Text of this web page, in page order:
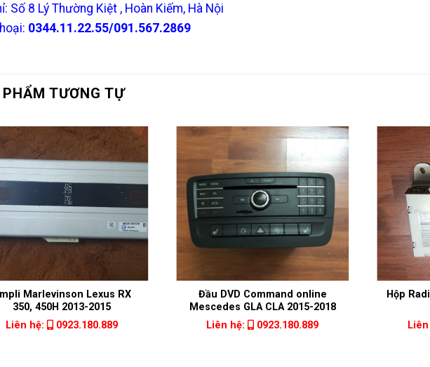
Số 8 Lý Thường Kiệt , Hoàn Kiếm, Hà Nội
0344.11.22.55/091.567.2869
TƯƠNG TỰ
Marlevinson Lexus RX
350, 450H 2013-2015
Liên hệ:
0923.180.889
Đầu DVD Command online
Mescedes GLA CLA 2015-2018
Liên hệ:
0923.180.889
Hộp